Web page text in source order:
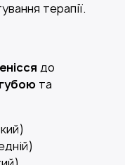
терапії.
до
та